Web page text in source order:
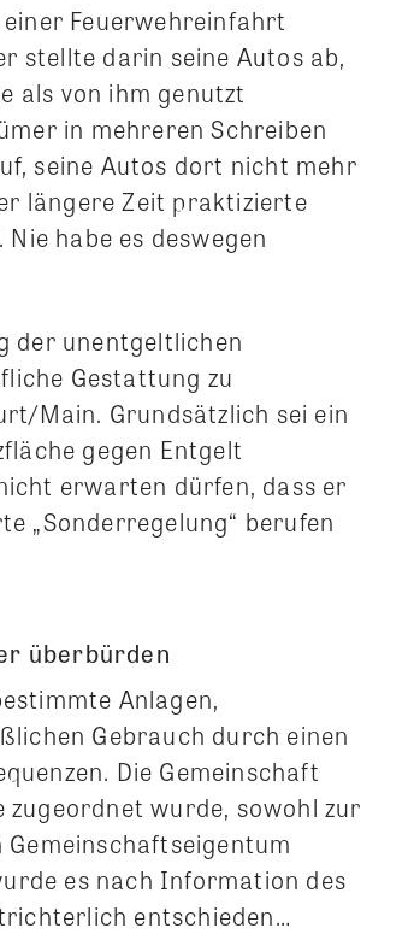
Feuerwehreinfahrt
stellte darin seine Autos ab,
als von ihm genutzt
in mehreren Schreiben
seine Autos dort nicht mehr
längere Zeit praktizierte
habe es deswegen
der unentgeltlichen
Gestattung zu
Main. Grundsätzlich sei ein
gegen Entgelt
erwarten dürfen, dass er
„Sonderregelung“ berufen
überbürden
Anlagen,
Gebrauch durch einen
Die Gemeinschaft
zugeordnet wurde, sowohl zur
es nach Information des
entschieden…